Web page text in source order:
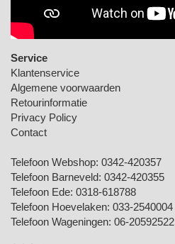
Service
Klantenservice
Algemene voorwaarden
Retourinformatie
Privacy Policy
Contact
Telefoon Webshop: 0342-420357
Telefoon Barneveld: 0342-420355
Telefoon Ede: 0318-618788
Telefoon Hoevelaken: 033-2540004
Telefoon Wageningen: 06-20592522